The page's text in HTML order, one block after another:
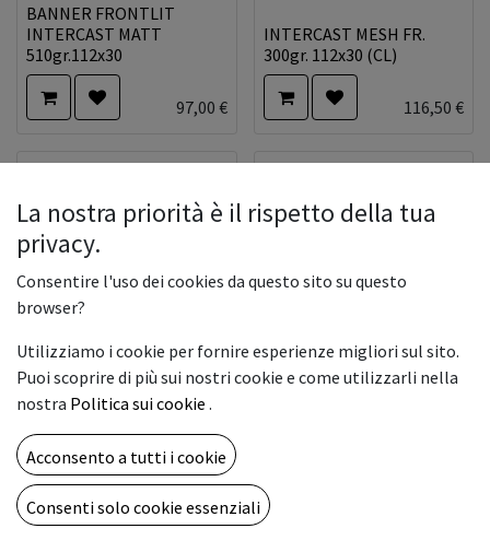
BANNER FRONTLIT
INTERCAST MATT
510gr.112x30
97,00 €
INTERCAST MESH FR.
300gr. 112x30 (CL)
116,50 €
INTERCAST MESH FR.
300gr. 160x30 (CL)
142,50€
Carta plotter rotolo Blue
La nostra priorità è il rispetto della tua
privacy.
Consentire l'uso dei cookies da questo sito su questo
browser?
Utilizziamo i cookie per fornire esperienze migliori sul sito.
Puoi scoprire di più sui nostri cookie e come utilizzarli nella
nostra Politica sui cookie .
Acconsento a tutti i cookie
Consenti solo cookie essenziali